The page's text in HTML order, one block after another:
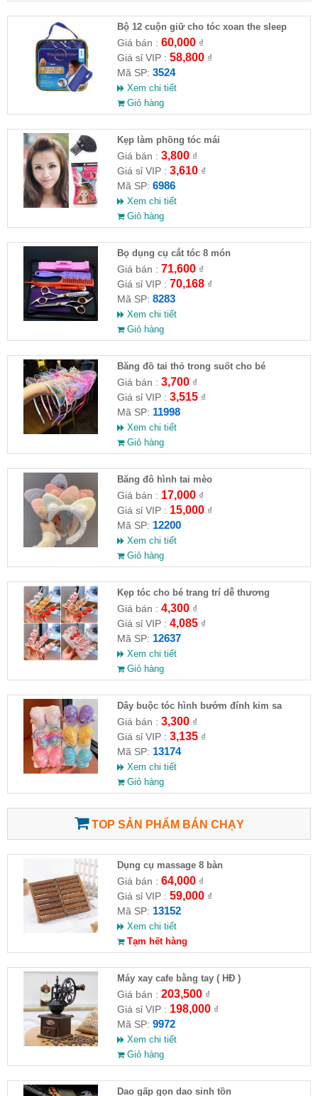
Bộ 12 cuộn giữ cho tóc xoan the sleep
Giá bán : 60,000₫
Giá sỉ VIP : 58,800₫
Mã SP: 3524
Xem chi tiết
Giỏ hàng
Kẹp làm phồng tóc mái
Giá bán : 3,800₫
Giá sỉ VIP : 3,610₫
Mã SP: 6986
Xem chi tiết
Giỏ hàng
Bọ dụng cụ cắt tóc 8 món
Giá bán : 71,600₫
Giá sỉ VIP : 70,168₫
Mã SP: 8283
Xem chi tiết
Giỏ hàng
Băng đồ tai thỏ trong suốt cho bé
Giá bán : 3,700₫
Giá sỉ VIP : 3,515₫
Mã SP: 11998
Xem chi tiết
Giỏ hàng
Băng đô hình tai mèo
Giá bán : 17,000₫
Giá sỉ VIP : 15,000₫
Mã SP: 12200
Xem chi tiết
Giỏ hàng
Kẹp tóc cho bé trang trí dễ thương
Giá bán : 4,300₫
Giá sỉ VIP : 4,085₫
Mã SP: 12637
Xem chi tiết
Giỏ hàng
Dây buộc tóc hình bướm đính kim sa
Giá bán : 3,300₫
Giá sỉ VIP : 3,135₫
Mã SP: 13174
Xem chi tiết
Giỏ hàng
TOP SẢN PHẨM BÁN CHẠY
Dụng cụ massage 8 bàn
Giá bán : 64,000₫
Giá sỉ VIP : 59,000₫
Mã SP: 13152
Xem chi tiết
Tạm hết hàng
Máy xay cafe bằng tay ( HĐ )
Giá bán : 203,500₫
Giá sỉ VIP : 198,000₫
Mã SP: 9972
Xem chi tiết
Giỏ hàng
Dao gấp gọn dao sinh tồn